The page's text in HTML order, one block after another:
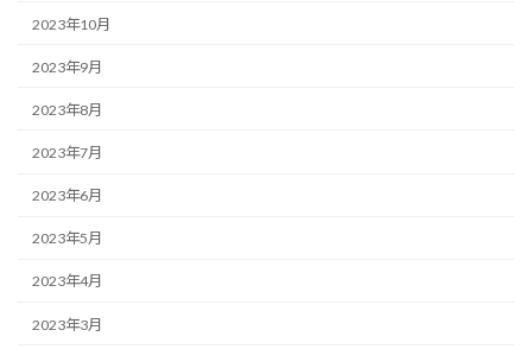
2023年10月
2023年9月
2023年8月
2023年7月
2023年6月
2023年5月
2023年4月
2023年3月